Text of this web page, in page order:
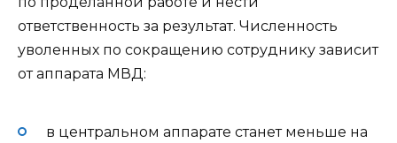
ответственность за результат. Численность
уволенных по сокращению сотруднику зависит
от аппарата МВД:
в центральном аппарате станет меньше на